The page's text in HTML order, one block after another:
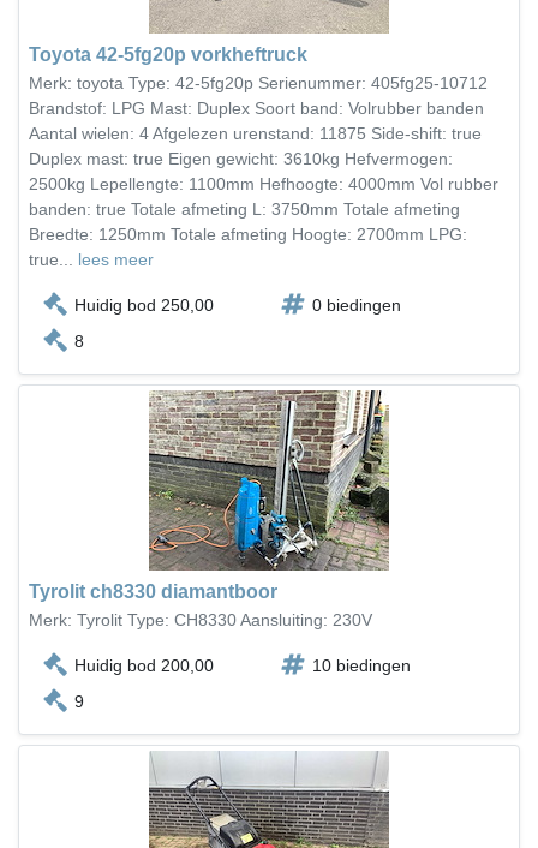
Toyota 42-5fg20p vorkheftruck
Merk: toyota Type: 42-5fg20p Serienummer: 405fg25-10712
Brandstof: LPG Mast: Duplex Soort band: Volrubber banden
Aantal wielen: 4 Afgelezen urenstand: 11875 Side-shift: true
Duplex mast: true Eigen gewicht: 3610kg Hefvermogen:
2500kg Lepellengte: 1100mm Hefhoogte: 4000mm Vol rubber
banden: true Totale afmeting L: 3750mm Totale afmeting
Breedte: 1250mm Totale afmeting Hoogte: 2700mm LPG:
true... lees meer
Huidig bod 250,00
0 biedingen
8
Tyrolit ch8330 diamantboor
Merk: Tyrolit Type: CH8330 Aansluiting: 230V
Huidig bod 200,00
10 biedingen
9